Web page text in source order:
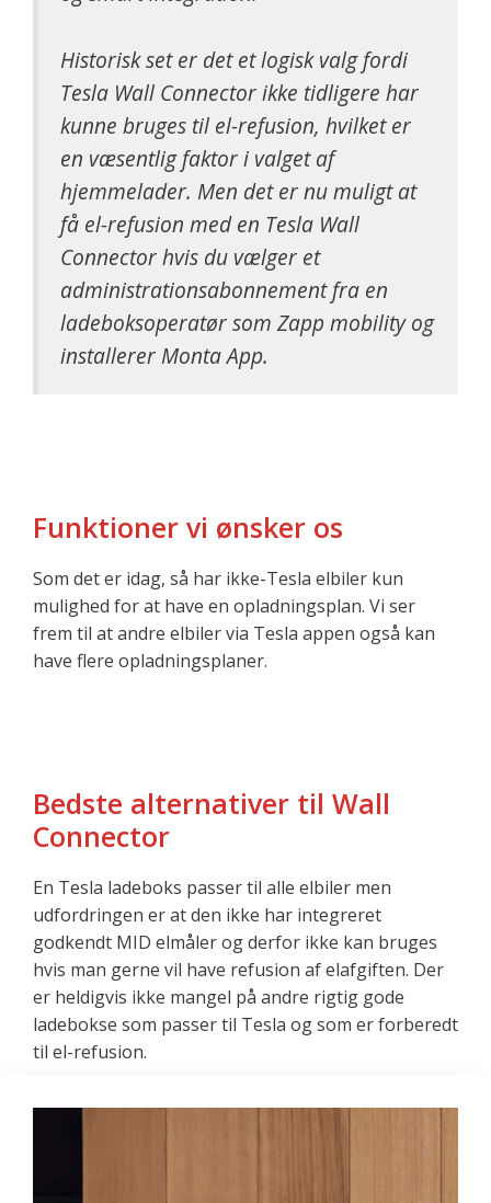
Historisk set er det et logisk valg fordi
Tesla Wall Connector ikke tidligere har
kunne bruges til el-refusion, hvilket er
en væsentlig faktor i valget af
hjemmelader. Men det er nu muligt at
få el-refusion med en Tesla Wall
Connector hvis du vælger et
administrationsabonnement fra en
ladeboksoperatør som Zapp mobility og
installerer Monta App.
Funktioner vi ønsker os
Som det er idag, så har ikke-Tesla elbiler kun
mulighed for at have en opladningsplan. Vi ser
frem til at andre elbiler via Tesla appen også kan
have flere opladningsplaner.
Bedste alternativer til Wall
Connector
En Tesla ladeboks passer til alle elbiler men
udfordringen er at den ikke har integreret
godkendt MID elmåler og derfor ikke kan bruges
hvis man gerne vil have refusion af elafgiften. Der
er heldigvis ikke mangel på andre rigtig gode
ladebokse som passer til Tesla og som er forberedt
til el-refusion.